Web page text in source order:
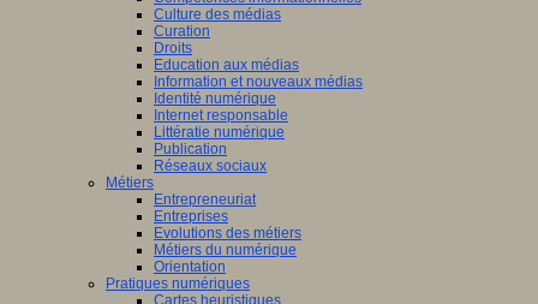
Culture des médias
Curation
Droits
Education aux médias
Information et nouveaux médias
Identité numérique
Internet responsable
Littératie numérique
Publication
Réseaux sociaux
Métiers
Entrepreneuriat
Entreprises
Evolutions des métiers
Métiers du numérique
Orientation
Pratiques numériques
Cartes heuristiques